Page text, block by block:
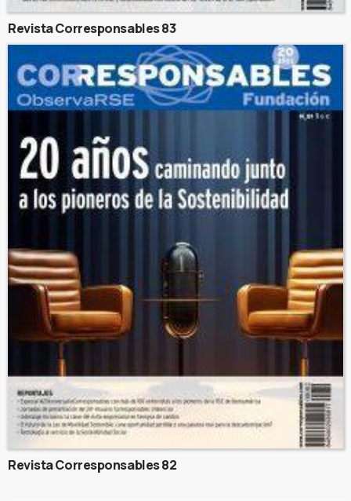
Revista Corresponsables 83
Revista Corresponsables 82